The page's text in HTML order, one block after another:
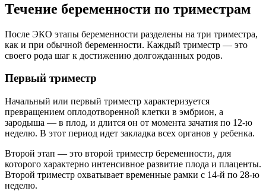
Течение беременности по триместрам
После ЭКО этапы беременности разделены на три триместра,
как и при обычной беременности. Каждый триместр — это
своего рода шаг к достижению долгожданных родов.
Первый триместр
Начальный или первый триместр характеризуется
превращением оплодотворенной клетки в эмбрион, а
зародыша — в плод, и длится он от момента зачатия по 12-ю
неделю. В этот период идет закладка всех органов у ребенка.
Второй этап — это второй триместр беременности, для
которого характерно интенсивное развитие плода и плаценты.
Второй триместр охватывает временные рамки с 14-й по 28-ю
неделю.